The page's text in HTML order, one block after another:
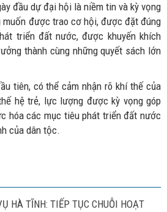
đầu dự đại hội là niềm tin và kỳ vọng
muốn được trao cơ hội, được đặt đúng
triển đất nước, được khuyến khích
thành cùng những quyết sách lớn
tiên, có thể cảm nhận rõ khí thế của
hệ trẻ, lực lượng được kỳ vọng góp
hóa các mục tiêu phát triển đất nước
của dân tộc.
HÀ TĨNH: TIẾP TỤC CHUỖI HOẠT